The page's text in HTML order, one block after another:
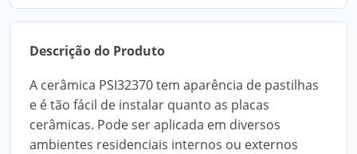
Descrição do Produto
A cerâmica PSI32370 tem aparência de pastilhas
e é tão fácil de instalar quanto as placas
cerâmicas. Pode ser aplicada em diversos
ambientes residenciais internos ou externos